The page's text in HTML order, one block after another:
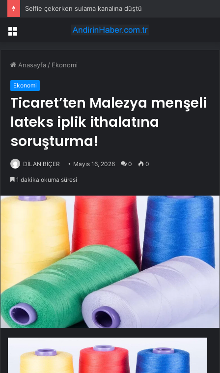
Selfie çekerken sulama kanalına düştü
Menü
Anasayfa / Ekonomi
Ekonomi
Ticaret’ten Malezya menşeli
lateks iplik ithalatına
soruşturma!
DİLAN BİÇER Mayıs 16, 2026 0 0
1 dakika okuma süresi